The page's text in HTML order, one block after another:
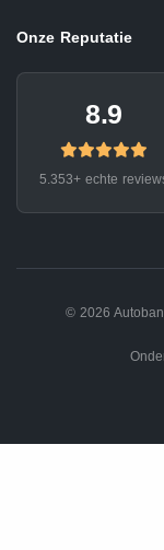
Onze Reputatie
8.9
5.353+ echte
© 2026